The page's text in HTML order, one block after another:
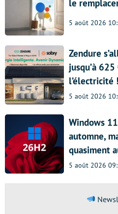
le
5 août 2026
Zendure
jusqu’à
l’électricité !
5 août 2026
Windows
automne,
quasiment
5 août 2026